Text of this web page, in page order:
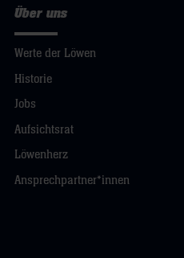
Über uns
Werte der Löwen
Historie
Jobs
Aufsichtsrat
Löwenherz
Ansprechpartner*innen